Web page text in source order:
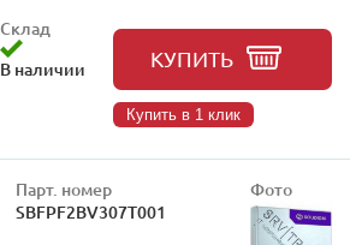
Склад
В наличии
КУПИТЬ
Купить в 1 клик
Парт. номер
SBFPF2BV307T001
Фото